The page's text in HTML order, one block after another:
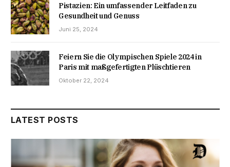
Pistazien: Ein umfassender Leitfaden zu
Gesundheit und Genuss
Juni 25, 2024
Feiern Sie die Olympischen Spiele 2024 in
Paris mit maßgefertigten Plüschtieren
Oktober 22, 2024
LATEST POSTS